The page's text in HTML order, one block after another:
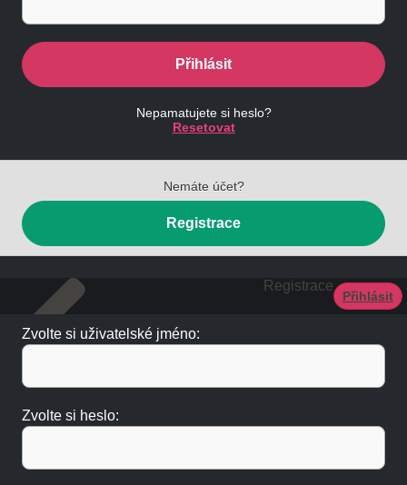
Přihlásit
Nepamatujete si heslo?
Resetovat
Nemáte účet?
Registrace
Registrace
Přihlásit
Zvolte si uživatelské jméno:
Zvolte si heslo: